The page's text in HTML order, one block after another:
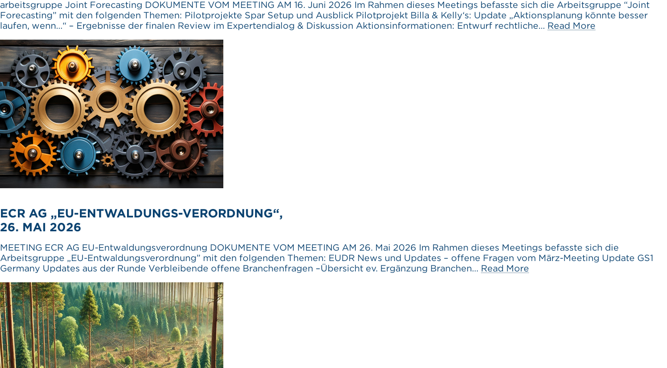
arbeitsgruppe Joint Forecasting DOKUMENTE VOM MEETING AM 16. Juni 2026 Im Rahmen dieses Meetings befasste sich die Arbeitsgruppe “Joint
Forecasting” mit den folgenden Themen: Pilotprojekte Spar Setup und Ausblick Pilotprojekt Billa & Kelly‘s: Update „Aktionsplanung könnte besser
laufen, wenn…“ – Ergebnisse der finalen Review im Expertendialog & Diskussion Aktionsinformationen: Entwurf rechtliche… Read More
ECR AG „EU-ENTWALDUNGS-VERORDNUNG“,
26. MAI 2026
MEETING ECR AG EU-Entwaldungsverordnung DOKUMENTE VOM MEETING AM 26. Mai 2026 Im Rahmen dieses Meetings befasste sich die
Arbeitsgruppe „EU-Entwaldungsverordnung” mit den folgenden Themen: EUDR News und Updates – offene Fragen vom März-Meeting Update GS1
Germany Updates aus der Runde Verbleibende offene Branchenfragen –Übersicht ev. Ergänzung Branchen… Read More